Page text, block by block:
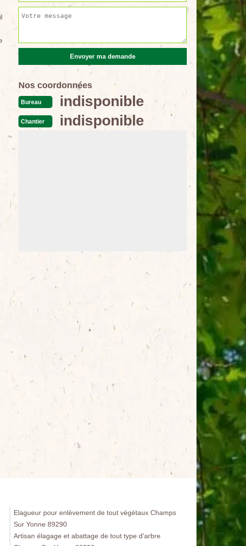
Nos coordonnées
Bureau indisponible
Chantier indisponible
Elagueur pour enlèvement de tout végétaux Champs
Sur Yonne 89290
Artisan élagage et abattage de tout type d'arbre